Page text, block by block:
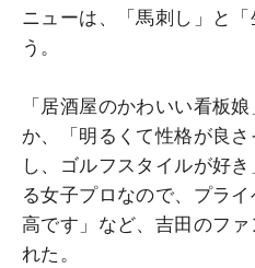
ニューは、「馬刺し」と
う。
「居酒屋のかわいい看板
か、「明るくて性格が良
し、ゴルフスタイルが好
る女子プロなので、プラ
高です」など、吉田のフ
れた。